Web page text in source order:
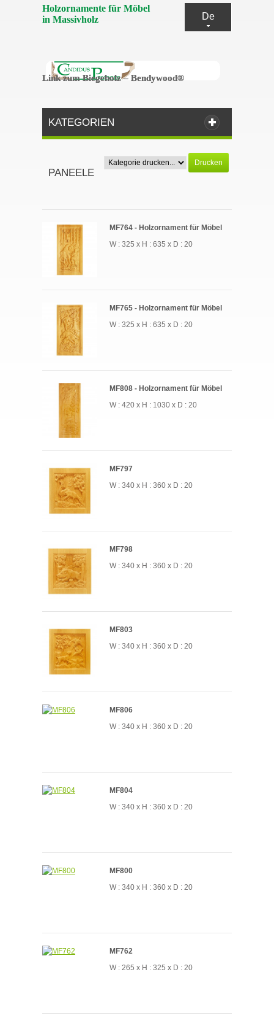
De
Holzornamente für Möbel
in Massivholz
Link zum Biegeholz – Bendywood®
Link zum Biegeholz – Bendywood®
KATEGORIEN
Drucken
PANEELE
MF764 - Holzornament für Möbel
W : 325 x H : 635 x D : 20
MF765 - Holzornament für Möbel
W : 325 x H : 635 x D : 20
MF808 - Holzornament für Möbel
W : 420 x H : 1030 x D : 20
MF797
W : 340 x H : 360 x D : 20
MF798
W : 340 x H : 360 x D : 20
MF803
W : 340 x H : 360 x D : 20
MF806
W : 340 x H : 360 x D : 20
MF804
W : 340 x H : 360 x D : 20
MF800
W : 340 x H : 360 x D : 20
MF762
W : 265 x H : 325 x D : 20